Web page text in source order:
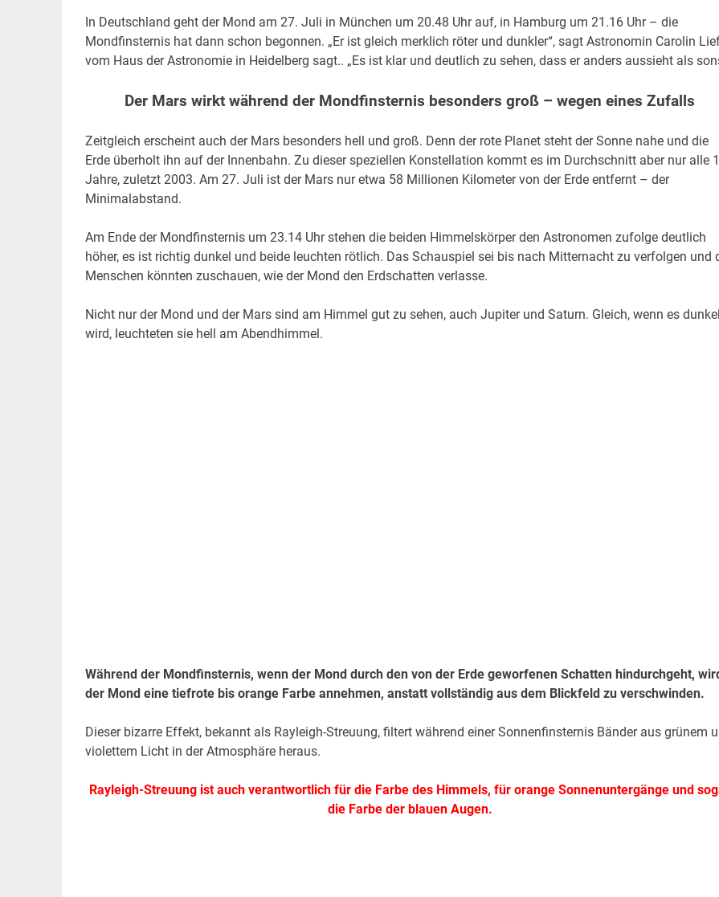
In Deutschland geht der Mond am 27. Juli in München um 20.48 Uhr auf, in Hamburg um 21.16 Uhr – die
Mondfinsternis hat dann schon begonnen. „Er ist gleich merklich röter und dunkler“, sagt Astronomin Carolin
vom Haus der Astronomie in Heidelberg sagt.. „Es ist klar und deutlich zu sehen, dass er anders aussieht als
Der Mars wirkt während der Mondfinsternis besonders groß – wegen eines Zufalls
Zeitgleich erscheint auch der Mars besonders hell und groß. Denn der rote Planet steht der Sonne nahe und die
Erde überholt ihn auf der Innenbahn. Zu dieser speziellen Konstellation kommt es im Durchschnitt aber nur alle
Jahre, zuletzt 2003. Am 27. Juli ist der Mars nur etwa 58 Millionen Kilometer von der Erde entfernt – der
Minimalabstand.
Am Ende der Mondfinsternis um 23.14 Uhr stehen die beiden Himmelskörper den Astronomen zufolge deutlich
höher, es ist richtig dunkel und beide leuchten rötlich. Das Schauspiel sei bis nach Mitternacht zu verfolgen und
Menschen könnten zuschauen, wie der Mond den Erdschatten verlasse.
Nicht nur der Mond und der Mars sind am Himmel gut zu sehen, auch Jupiter und Saturn. Gleich, wenn es dunkel
wird, leuchteten sie hell am Abendhimmel.
Während der Mondfinsternis, wenn der Mond durch den von der Erde geworfenen Schatten hindurchgeht,
der Mond eine tiefrote bis orange Farbe annehmen, anstatt vollständig aus dem Blickfeld zu verschwinden.
Dieser bizarre Effekt, bekannt als Rayleigh-Streuung, filtert während einer Sonnenfinsternis Bänder aus grünem
violettem Licht in der Atmosphäre heraus.
Rayleigh-Streuung ist auch verantwortlich für die Farbe des Himmels, für orange Sonnenuntergänge und
die Farbe der blauen Augen.